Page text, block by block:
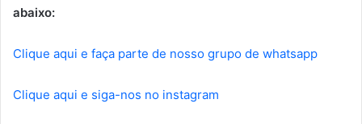
abaixo:
Clique aqui e faça parte de nosso grupo de whatsapp
Clique aqui e siga-nos no instagram